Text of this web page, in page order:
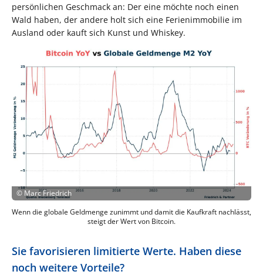
persönlichen Geschmack an: Der eine möchte noch einen
Wald haben, der andere holt sich eine Ferienimmobilie im
Ausland oder kauft sich Kunst und Whiskey.
© Marc Friedrich
Wenn die globale Geldmenge zunimmt und damit die Kaufkraft nachlässt,
steigt der Wert von Bitcoin.
Sie favorisieren limitierte Werte. Haben diese
noch weitere Vorteile?